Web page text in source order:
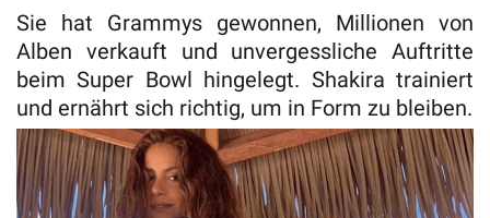
Sie hat Grammys gewonnen, Millionen von
Alben verkauft und unvergessliche Auftritte
beim Super Bowl hingelegt. Shakira trainiert
und ernährt sich richtig, um in Form zu bleiben.